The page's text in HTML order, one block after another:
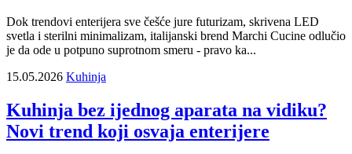
Dok trendovi enterijera sve češće jure futurizam, skrivena LED
svetla i sterilni minimalizam, italijanski brend Marchi Cucine odlučio
je da ode u potpuno suprotnom smeru - pravo ka...
15.05.2026 Kuhinja
Kuhinja bez ijednog aparata na vidiku?
Novi trend koji osvaja enterijere